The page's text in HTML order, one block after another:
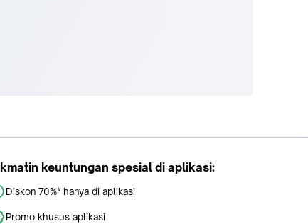
keuntungan spesial di aplikasi:
Diskon 70%* hanya di aplikasi
Promo khusus aplikasi